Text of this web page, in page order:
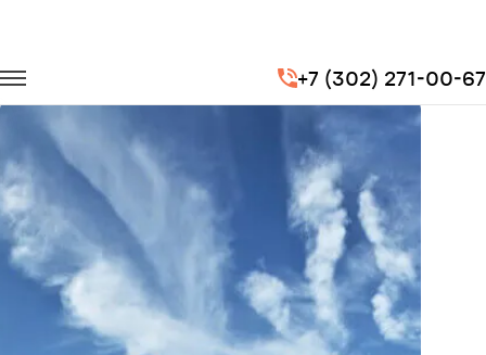
+7 (302) 271-00-67
Перевозка сотрудников
Доставка сотрудников для компании "Авиакомпания Уктус"